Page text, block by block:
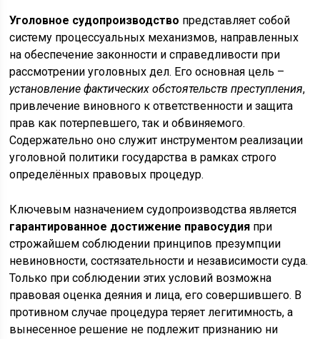
Уголовное судопроизводство представляет собой
систему процессуальных механизмов, направленных
на обеспечение законности и справедливости при
рассмотрении уголовных дел. Его основная цель –
установление фактических обстоятельств преступления,
привлечение виновного к ответственности и защита
прав как потерпевшего, так и обвиняемого.
Содержательно оно служит инструментом реализации
уголовной политики государства в рамках строго
определённых правовых процедур.
Ключевым назначением судопроизводства является
гарантированное достижение правосудия при
строжайшем соблюдении принципов презумпции
невиновности, состязательности и независимости суда.
Только при соблюдении этих условий возможна
правовая оценка деяния и лица, его совершившего. В
противном случае процедура теряет легитимность, а
вынесенное решение не подлежит признанию ни